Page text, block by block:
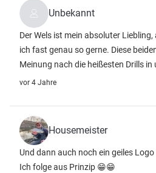
Unbekannt
Der Wels ist mein absoluter
ich fast genau so gerne. Diese
Meinung nach die heißesten Drills in
vor 4 Jahre
Housemeister
Und dann auch noch ein geiles Logo
Ich folge aus Prinzip 😁😁